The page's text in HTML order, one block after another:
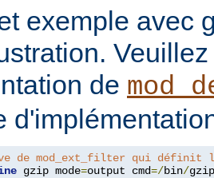
exemple avec
de
de mod_ext_filter qui définit
gzip mode=output cmd=/bin/gzip